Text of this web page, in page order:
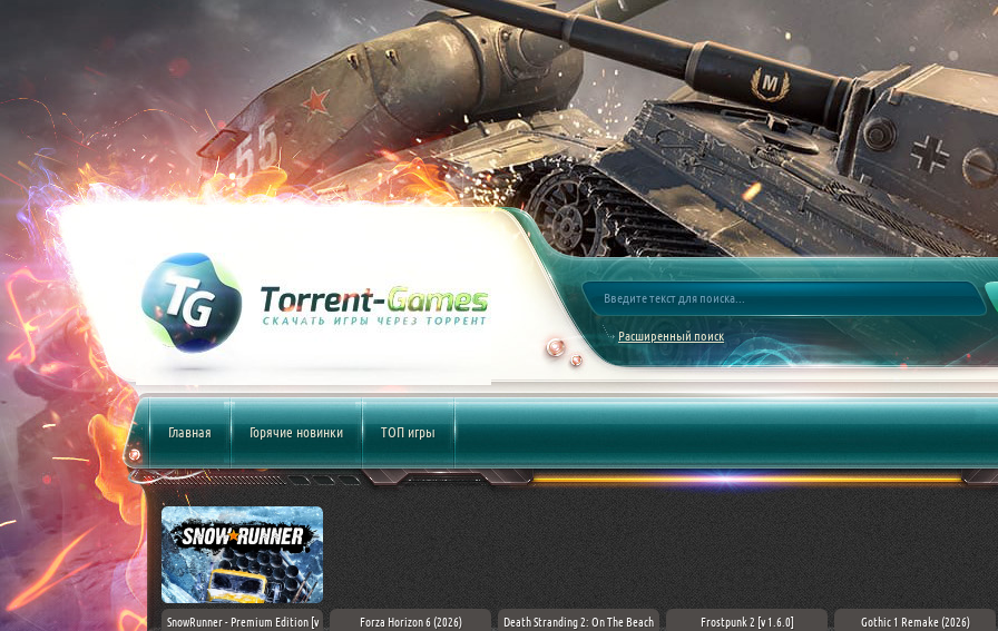
Расширенный поиск
Главная Горячие новинки ТОП игры
Assassin's Creed Black Flag
SnowRunner - Premium Edition [v
Forza Horizon 6 (2026) Death Stranding 2: On The Beach Frostpunk 2 [v 1.6.0] Gothic 1 Remake (2026)